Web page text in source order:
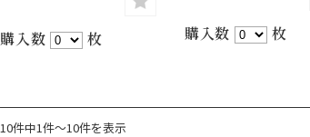
購入数 枚 購入数 枚
10件中1件〜10件を表示